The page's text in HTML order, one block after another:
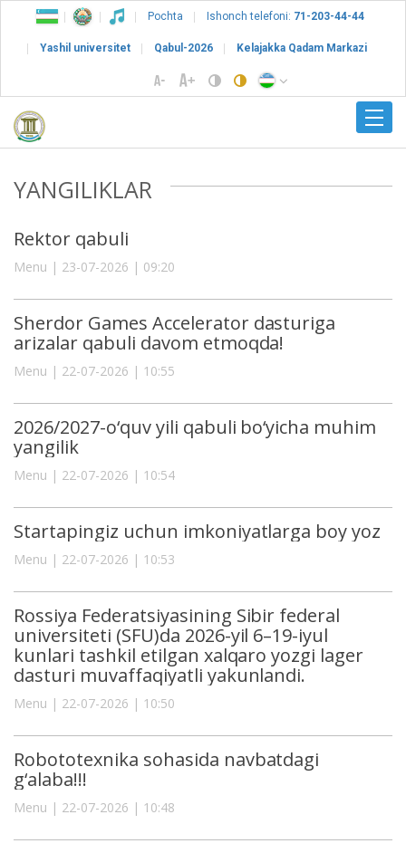
Pochta Ishonch telefoni: 71-203-44-44
Yashil universitet Qabul-2026 Kelajakka Qadam Markazi
YANGILIKLAR
Rektor qabuli
Menu | 23-07-2026 | 09:20
Sherdor Games Accelerator dasturiga
arizalar qabuli davom etmoqda!
Menu | 22-07-2026 | 10:55
2026/2027-o‘quv yili qabuli bo‘yicha muhim
yangilik
Menu | 22-07-2026 | 10:54
Startapingiz uchun imkoniyatlarga boy yoz
Menu | 22-07-2026 | 10:53
Rossiya Federatsiyasining Sibir federal
universiteti (SFU)da 2026-yil 6–19-iyul
kunlari tashkil etilgan xalqaro yozgi lager
dasturi muvaffaqiyatli yakunlandi.
Menu | 22-07-2026 | 10:50
Robototexnika sohasida navbatdagi
g‘alaba!!!
Menu | 22-07-2026 | 10:48